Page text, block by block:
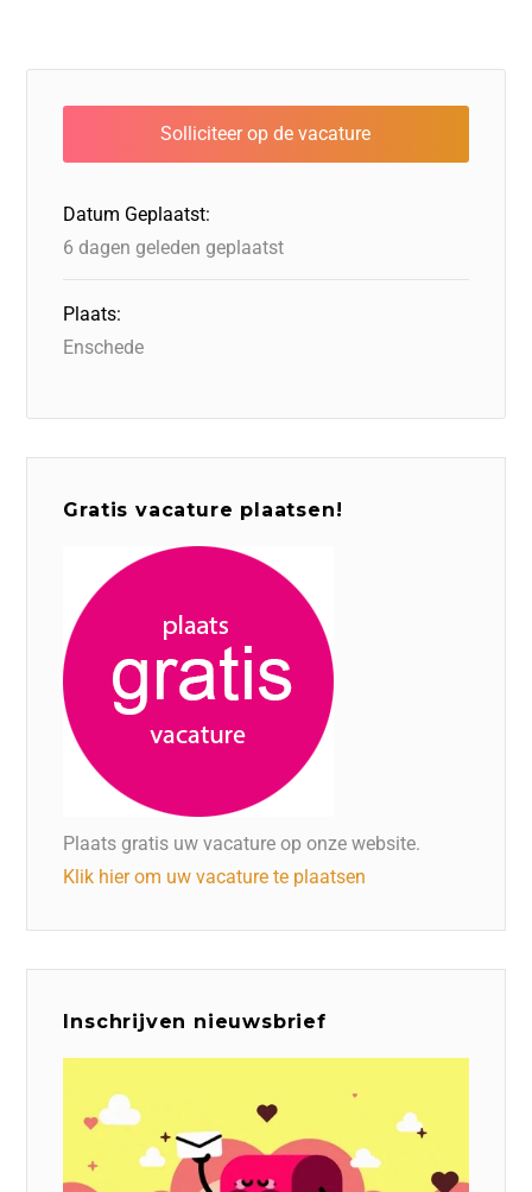
e
b
o
o
k
e
dI
n
o
d
o
n
a
d
s
s
A
p
l
Datum Geplaatst:
6 dagen geleden geplaatst
Plaats:
Enschede
Gratis vacature plaatsen!
Plaats gratis uw vacature op onze website.
Klik hier om uw vacature te plaatsen
Inschrijven nieuwsbrief